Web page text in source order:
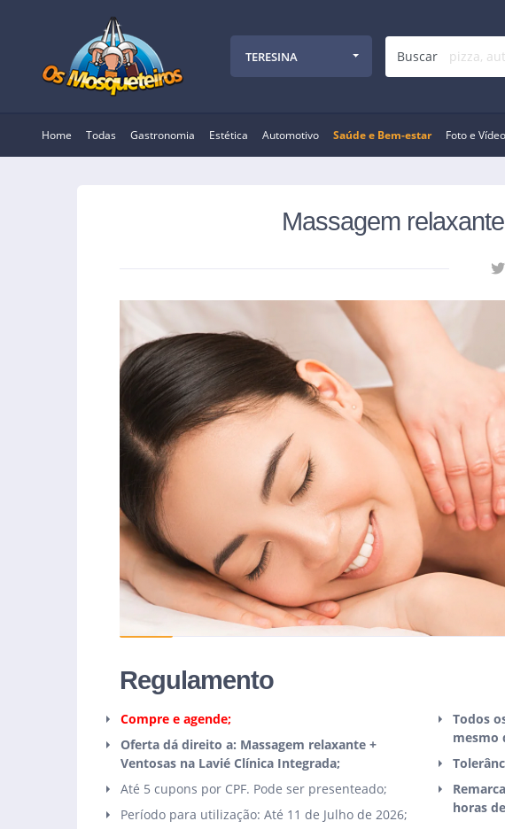
TERESINA Buscar
Home Todas Gastronomia Estética Automotivo Saúde e Bem-estar Foto e Vídeo
Massagem
Regulamento
Compre e agende;
Oferta dá direito a: Massagem relaxante +
Ventosas na Lavié Clínica Integrada;
Até 5 cupons por CPF. Pode ser presenteado;
Período para utilização: Até 11 de Julho de 2026;
Todos
mesmo
horas